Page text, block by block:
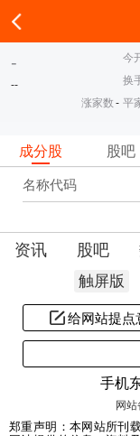
-
--
今
换
涨家数 - 平
成分股 股吧
名称代码
资讯 股吧
触屏版
给网站提点
手机
网
郑重声明：本网站所刊